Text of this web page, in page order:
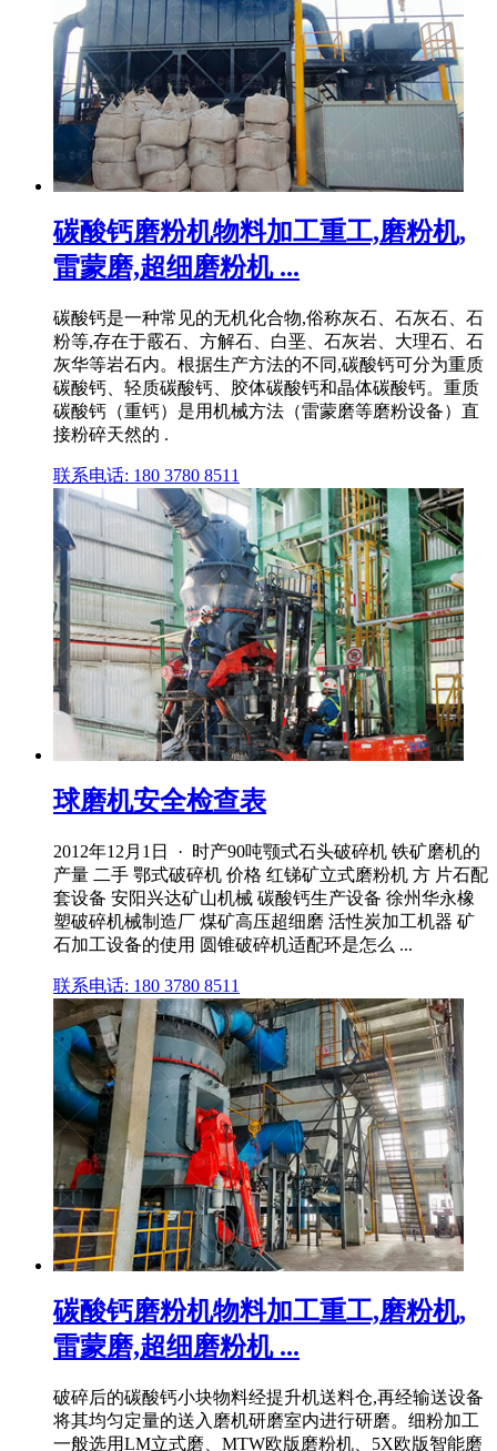
碳酸钙磨粉机物料加工重工,磨粉机,
雷蒙磨,超细磨粉机 ...
碳酸钙是一种常见的无机化合物,俗称灰石、石灰石、石
粉等,存在于霰石、方解石、白垩、石灰岩、大理石、石
灰华等岩石内。根据生产方法的不同,碳酸钙可分为重质
碳酸钙、轻质碳酸钙、胶体碳酸钙和晶体碳酸钙。重质
碳酸钙（重钙）是用机械方法（雷蒙磨等磨粉设备）直
接粉碎天然的 .
联系电话: 180 3780 8511
球磨机安全检查表
2012年12月1日 · 时产90吨颚式石头破碎机 铁矿磨机的
产量 二手 鄂式破碎机 价格 红锑矿立式磨粉机 方 片石配
套设备 安阳兴达矿山机械 碳酸钙生产设备 徐州华永橡
塑破碎机械制造厂 煤矿高压超细磨 活性炭加工机器 矿
石加工设备的使用 圆锥破碎机适配环是怎么 ...
联系电话: 180 3780 8511
碳酸钙磨粉机物料加工重工,磨粉机,
雷蒙磨,超细磨粉机 ...
破碎后的碳酸钙小块物料经提升机送料仓,再经输送设备
将其均匀定量的送入磨机研磨室内进行研磨。细粉加工
一般选用LM立式磨、MTW欧版磨粉机、5X欧版智能磨